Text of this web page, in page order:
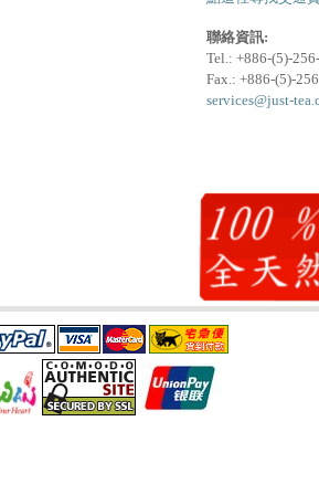
聯絡資訊:
Tel.: +886-(5)-
Fax.: +886-(5)-
services@just-